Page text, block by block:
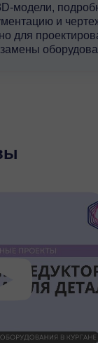
модели,
и
для